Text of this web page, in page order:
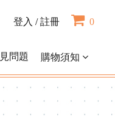
登入 /註冊 0
問題 購物須知
履歷達人！ 感謝